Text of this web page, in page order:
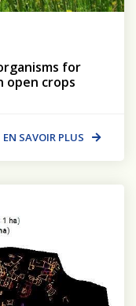
for
open crops
EN SAVOIR PLUS